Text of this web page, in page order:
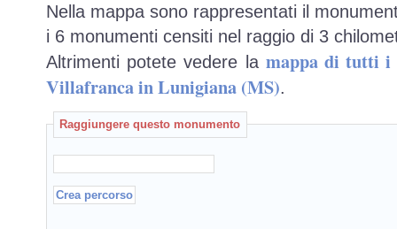
Nella mappa sono rappresentati il
i 6 monumenti censiti nel raggio di 3
Altrimenti potete vedere la mappa di tutti i
Villafranca in Lunigiana (MS).
Raggiungere questo monumento